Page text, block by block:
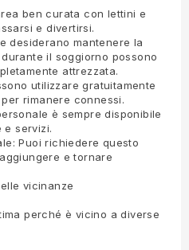
ben curata con lettini e
e divertirsi.
desiderano mantenere la
il soggiorno possono
attrezzata.
utilizzare gratuitamente
rimanere connessi.
è sempre disponibile
e servizi.
Puoi richiedere questo
e tornare
vicinanze
perché è vicino a diverse